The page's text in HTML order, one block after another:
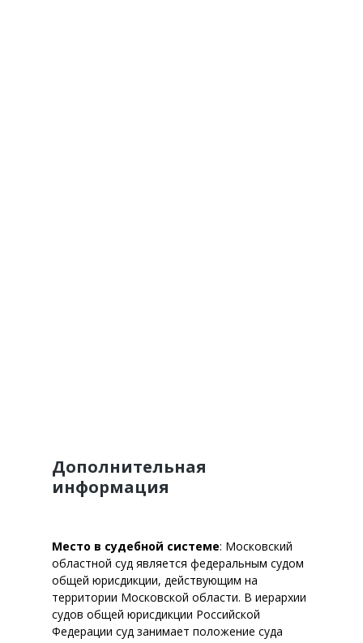
Дополнительная
информация
Место в судебной системе: Московский
областной суд является федеральным судом
общей юрисдикции, действующим на
территории Московской области. В иерархии
судов общей юрисдикции Российской
Федерации суд занимает положение суда